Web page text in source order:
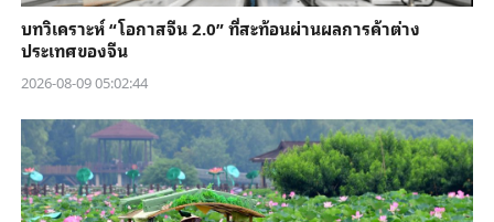
บทวิเคราะห์ “โอกาสจีน 2.0” ที่สะท้อนผ่านผลการค้าต่าง
ประเทศของจีน
2026-08-09 05:02:44